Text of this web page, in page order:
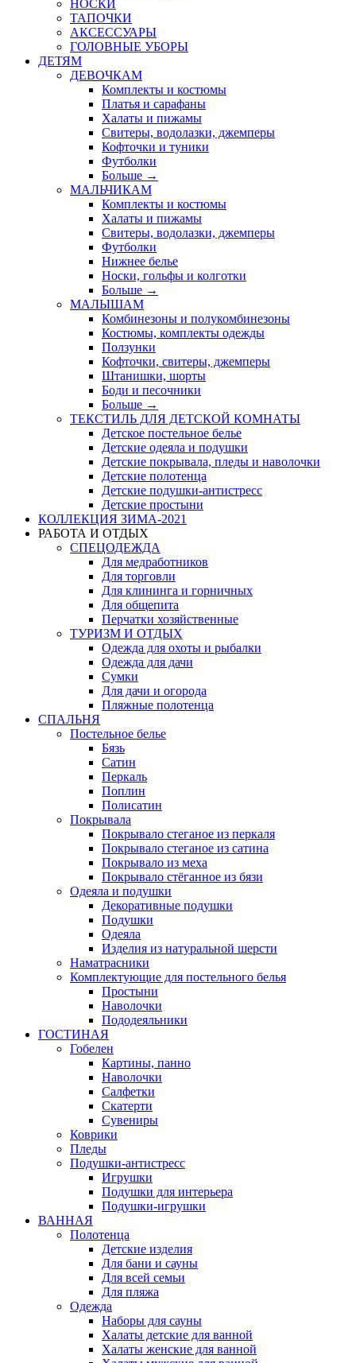
НОСКИ
ТАПОЧКИ
АКСЕССУАРЫ
ГОЛОВНЫЕ УБОРЫ
ДЕТЯМ
ДЕВОЧКАМ
Комплекты и костюмы
Платья и сарафаны
Халаты и пижамы
Свитеры, водолазки, джемперы
Кофточки и туники
Футболки
Больше →
МАЛЬЧИКАМ
Комплекты и костюмы
Халаты и пижамы
Свитеры, водолазки, джемперы
Футболки
Нижнее белье
Носки, гольфы и колготки
Больше →
МАЛЫШАМ
Комбинезоны и полукомбинезоны
Костюмы, комплекты одежды
Ползунки
Кофточки, свитеры, джемперы
Штанишки, шорты
Боди и песочники
Больше →
ТЕКСТИЛЬ ДЛЯ ДЕТСКОЙ КОМНАТЫ
Детское постельное белье
Детские одеяла и подушки
Детские покрывала, пледы и наволочки
Детские полотенца
Детские подушки-антистресс
Детские простыни
КОЛЛЕКЦИЯ ЗИМА-2021
РАБОТА И ОТДЫХ
СПЕЦОДЕЖДА
Для медработников
Для торговли
Для клининга и горничных
Для общепита
Перчатки хозяйственные
ТУРИЗМ И ОТДЫХ
Одежда для охоты и рыбалки
Одежда для дачи
Сумки
Для дачи и огорода
Пляжные полотенца
СПАЛЬНЯ
Постельное белье
Бязь
Сатин
Перкаль
Поплин
Полисатин
Покрывала
Покрывало стеганое из перкаля
Покрывало стеганое из сатина
Покрывало из меха
Покрывало стёганное из бязи
Одеяла и подушки
Декоративные подушки
Подушки
Одеяла
Изделия из натуральной шерсти
Наматраcники
Комплектующие для постельного белья
Простыни
Наволочки
Пододеяльники
ГОСТИНАЯ
Гобелен
Картины, панно
Наволочки
Салфетки
Скатерти
Сувениры
Коврики
Пледы
Подушки-антистресс
Игрушки
Подушки для интерьера
Подушки-игрушки
ВАННАЯ
Полотенца
Детские изделия
Для бани и сауны
Для всей семьи
Для пляжа
Одежда
Наборы для сауны
Халаты детские для ванной
Халаты женские для ванной